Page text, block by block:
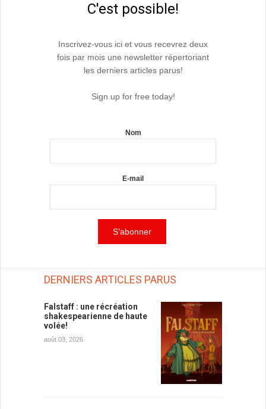
C'est possible!
Inscrivez-vous ici et vous recevrez deux
fois par mois une newsletter répertoriant
les derniers articles parus!
Sign up for free today!
Nom
E-mail
DERNIERS ARTICLES PARUS
Falstaff : une récréation
shakespearienne de haute
volée!
août 03, 2026